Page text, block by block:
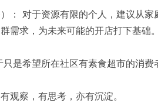
： 对于资源有限的个人，建议从
需求，为未来可能的开店打下基础。
是希望所在社区有素食超市的消
观察，有思考，亦有沉淀。